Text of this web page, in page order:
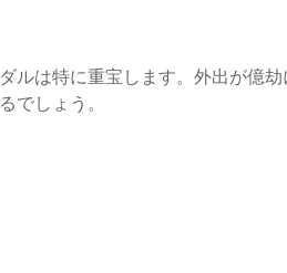
ルは特に重宝します。外出が億
でしょう。